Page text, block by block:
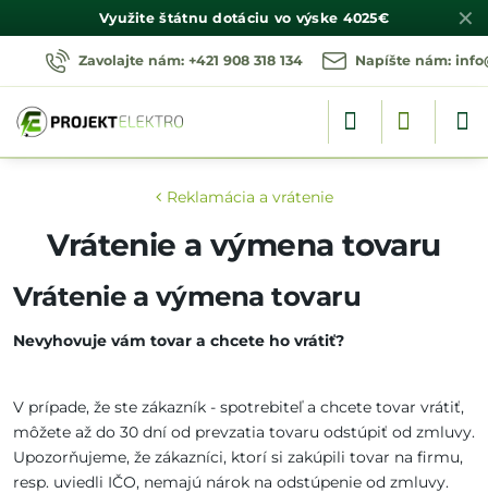
✕
Využite štátnu dotáciu vo výske 4025€
Zavolajte nám: +421 908 318 134 Napíšte nám:
Reklamácia a vrátenie
Vrátenie a výmena tovaru
Vrátenie a výmena tovaru
Nevyhovuje vám tovar a chcete ho vrátiť?
V prípade, že ste zákazník - spotrebiteľ a chcete tovar vrátiť,
môžete až do 30 dní od prevzatia tovaru odstúpiť od zmluvy.
Upozorňujeme, že zákazníci, ktorí si zakúpili tovar na firmu,
resp. uviedli IČO, nemajú nárok na odstúpenie od zmluvy.